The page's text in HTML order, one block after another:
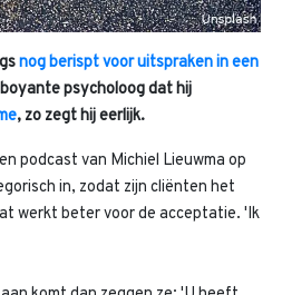
nog berispt voor uitspraken in een
psycholoog dat hij
, zo zegt hij eerlijk.
podcast van Michiel Lieuwma op
in, zodat zijn cliënten het
werkt beter voor de acceptatie. 'Ik